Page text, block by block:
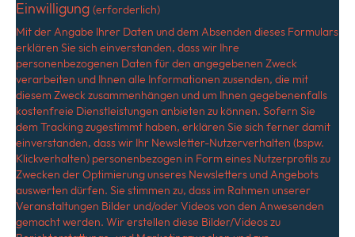
Einwilligung (erforderlich)
Mit der Angabe Ihrer Daten und dem Absenden dieses Formulars
erklären Sie sich einverstanden, dass wir Ihre
personenbezogenen Daten für den angegebenen Zweck
verarbeiten und Ihnen alle Informationen zusenden, die mit
diesem Zweck zusammenhängen und um Ihnen gegebenenfalls
kostenfreie Dienstleistungen anbieten zu können. Sofern Sie
dem Tracking zugestimmt haben, erklären Sie sich ferner damit
einverstanden, dass wir Ihr Newsletter-Nutzerverhalten (bspw.
Klickverhalten) personenbezogen in Form eines Nutzerprofils zu
Zwecken der Optimierung unseres Newsletters und Angebots
auswerten dürfen. Sie stimmen zu, dass im Rahmen unserer
Veranstaltungen Bilder und/oder Videos von den Anwesenden
gemacht werden. Wir erstellen diese Bilder/Videos zu